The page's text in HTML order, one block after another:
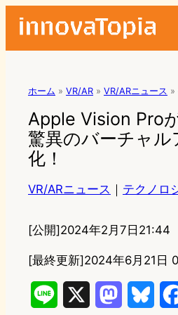
ホーム » VR/AR » VR/ARニュース »
Apple Vision Pro
驚異のバーチャル
化！
VR/ARニュース ｜ テクノロ
[公開]2024年2月7日21:44
[最終更新]2024年6月21日